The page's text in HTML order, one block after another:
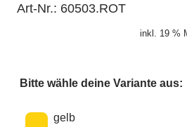
Art-Nr.: 60503.ROT
inkl. 19 %
Bitte wähle deine Variante aus:
Wähle eine Farbe
gelb